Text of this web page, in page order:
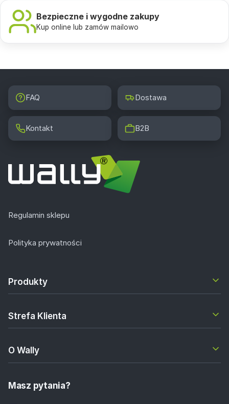
Bezpieczne i wygodne zakupy
Kup online lub zamów mailowo
FAQ Dostawa
Kontakt B2B
Regulamin sklepu
Polityka prywatności
Produkty
Strefa Klienta
O Wally
Masz pytania?